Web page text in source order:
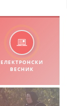
ЕЛЕКТРОНСКИ
ВЕСНИК